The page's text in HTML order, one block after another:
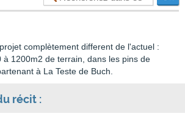
complètement different de l'actuel :
à 1200m2 de terrain, dans les pins de
à La Teste de Buch.
récit :